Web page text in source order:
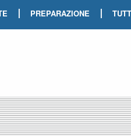
| PREPARAZIONE |